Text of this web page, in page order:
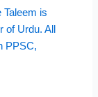
Taleem is
of Urdu. All
PPSC,